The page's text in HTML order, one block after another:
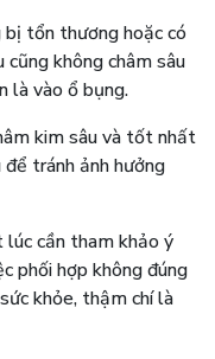
bị tổn thương hoặc có
cũng không châm sâu
là vào ổ bụng.
kim sâu và tốt nhất
tránh ảnh hưởng
lúc cần tham khảo ý
phối hợp không đúng
khỏe, thậm chí là